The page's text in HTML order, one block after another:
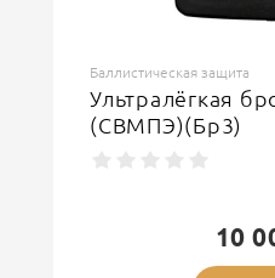
Баллистическая защита
Ультралёгкая
(СВМПЭ)(Бр3)
10